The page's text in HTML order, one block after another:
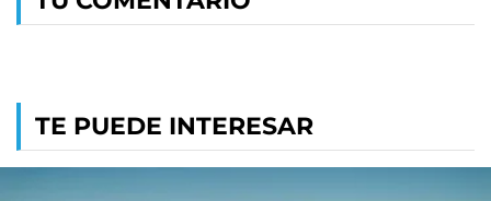
TE PUEDE INTERESAR